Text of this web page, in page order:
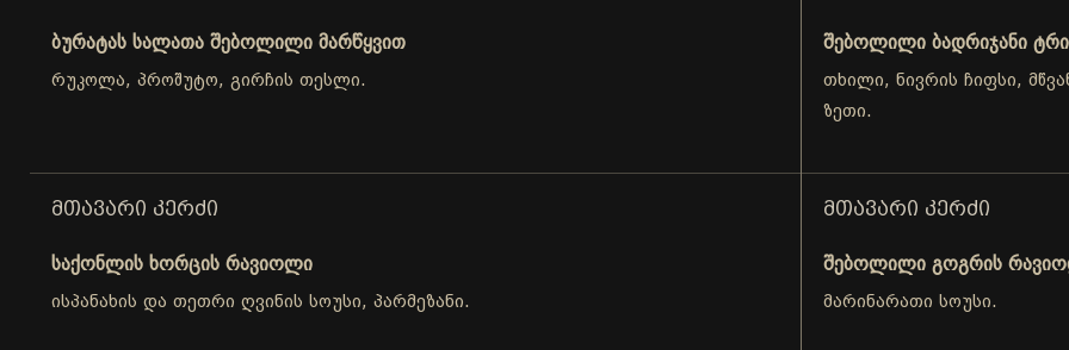
ბურატას სალათა შებოლილი მარწყვით
რუკოლა, პროშუტო, გირჩის თესლი.
ᲛᲗᲐᲕᲐᲠᲘ ᲙᲔᲠᲫᲘ
საქონლის ხორცის რავიოლი
ისპანახის და თეთრი ღვინის სოუსი, პარმეზანი.
შებოლილი ბადრიჯანი
თხილი, ნივრის ჩიფსი,
ზეთი.
ᲛᲗᲐᲕᲐᲠᲘ ᲙᲔᲠᲫᲘ
შებოლილი გოგრის
მარინარათი სოუსი.